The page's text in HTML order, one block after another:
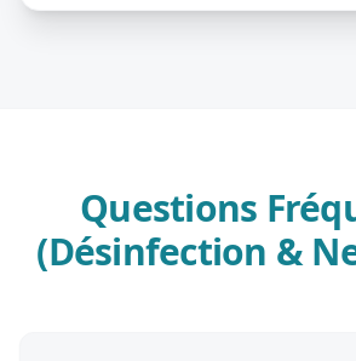
Questions
(Désinfection &